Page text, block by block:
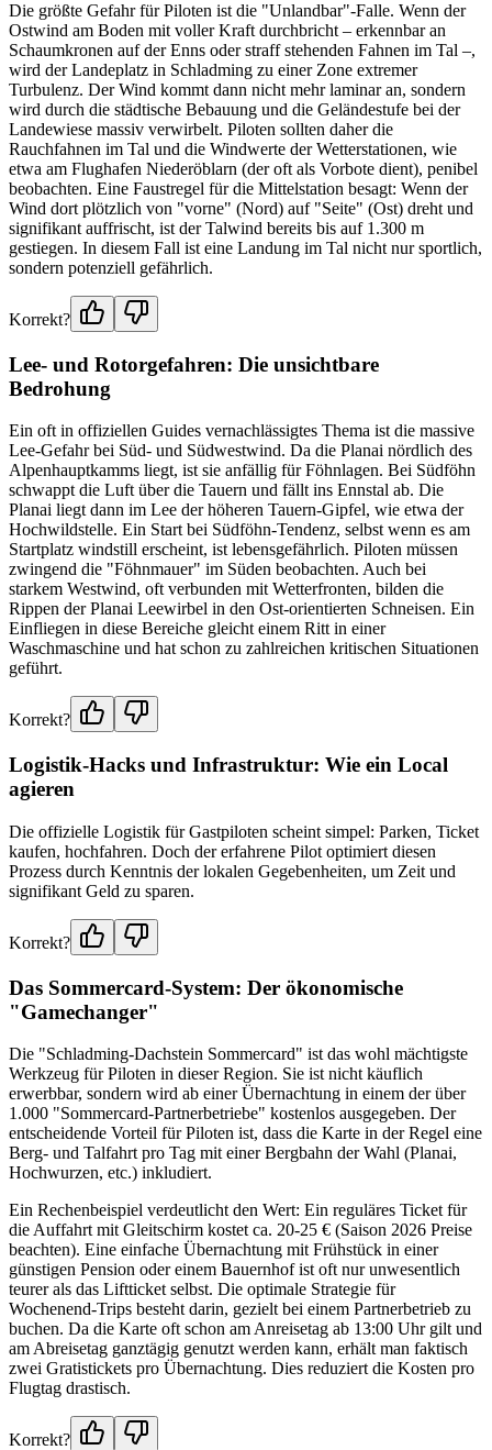
Die größte Gefahr für Piloten ist die "Unlandbar"-Falle. Wenn der
Ostwind am Boden mit voller Kraft durchbricht – erkennbar an
Schaumkronen auf der Enns oder straff stehenden Fahnen im Tal –,
wird der Landeplatz in Schladming zu einer Zone extremer
Turbulenz. Der Wind kommt dann nicht mehr laminar an, sondern
wird durch die städtische Bebauung und die Geländestufe bei der
Landewiese massiv verwirbelt. Piloten sollten daher die
Rauchfahnen im Tal und die Windwerte der Wetterstationen, wie
etwa am Flughafen Niederöblarn (der oft als Vorbote dient), penibel
beobachten. Eine Faustregel für die Mittelstation besagt: Wenn der
Wind dort plötzlich von "vorne" (Nord) auf "Seite" (Ost) dreht und
signifikant auffrischt, ist der Talwind bereits bis auf 1.300 m
gestiegen. In diesem Fall ist eine Landung im Tal nicht nur sportlich,
sondern potenziell gefährlich.
Korrekt?
Lee- und Rotorgefahren: Die unsichtbare
Bedrohung
Ein oft in offiziellen Guides vernachlässigtes Thema ist die massive
Lee-Gefahr bei Süd- und Südwestwind. Da die Planai nördlich des
Alpenhauptkamms liegt, ist sie anfällig für Föhnlagen. Bei Südföhn
schwappt die Luft über die Tauern und fällt ins Ennstal ab. Die
Planai liegt dann im Lee der höheren Tauern-Gipfel, wie etwa der
Hochwildstelle. Ein Start bei Südföhn-Tendenz, selbst wenn es am
Startplatz windstill erscheint, ist lebensgefährlich. Piloten müssen
zwingend die "Föhnmauer" im Süden beobachten. Auch bei
starkem Westwind, oft verbunden mit Wetterfronten, bilden die
Rippen der Planai Leewirbel in den Ost-orientierten Schneisen. Ein
Einfliegen in diese Bereiche gleicht einem Ritt in einer
Waschmaschine und hat schon zu zahlreichen kritischen Situationen
geführt.
Korrekt?
Logistik-Hacks und Infrastruktur: Wie ein Local
agieren
Die offizielle Logistik für Gastpiloten scheint simpel: Parken, Ticket
kaufen, hochfahren. Doch der erfahrene Pilot optimiert diesen
Prozess durch Kenntnis der lokalen Gegebenheiten, um Zeit und
signifikant Geld zu sparen.
Korrekt?
Das Sommercard-System: Der ökonomische
"Gamechanger"
Die "Schladming-Dachstein Sommercard" ist das wohl mächtigste
Werkzeug für Piloten in dieser Region. Sie ist nicht käuflich
erwerbbar, sondern wird ab einer Übernachtung in einem der über
1.000 "Sommercard-Partnerbetriebe" kostenlos ausgegeben. Der
entscheidende Vorteil für Piloten ist, dass die Karte in der Regel eine
Berg- und Talfahrt pro Tag mit einer Bergbahn der Wahl (Planai,
Hochwurzen, etc.) inkludiert.
Ein Rechenbeispiel verdeutlicht den Wert: Ein reguläres Ticket für
die Auffahrt mit Gleitschirm kostet ca. 20-25 € (Saison 2026 Preise
beachten). Eine einfache Übernachtung mit Frühstück in einer
günstigen Pension oder einem Bauernhof ist oft nur unwesentlich
teurer als das Liftticket selbst. Die optimale Strategie für
Wochenend-Trips besteht darin, gezielt bei einem Partnerbetrieb zu
buchen. Da die Karte oft schon am Anreisetag ab 13:00 Uhr gilt und
am Abreisetag ganztägig genutzt werden kann, erhält man faktisch
zwei Gratistickets pro Übernachtung. Dies reduziert die Kosten pro
Flugtag drastisch.
Korrekt?